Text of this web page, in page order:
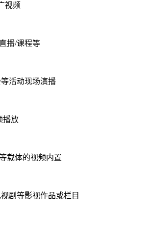
视频
播/课程等
活动现场演播
播放
载体的视频内置
剧等影视作品或栏目